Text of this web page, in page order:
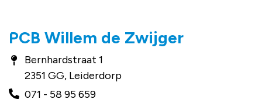
PCB Willem de Zwijger
Bernhardstraat 1
2351 GG, Leiderdorp
071 - 58 95 659